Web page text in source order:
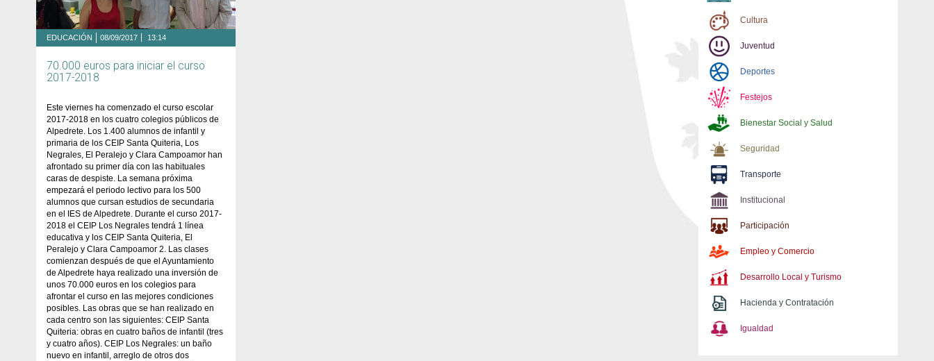
EDUCACIÓN 08/09/2017 13:14
70.000 euros para iniciar el curso
2017-2018
Este viernes ha comenzado el curso escolar
2017-2018 en los cuatro colegios públicos de
Alpedrete. Los 1.400 alumnos de infantil y
primaria de los CEIP Santa Quiteria, Los
Negrales, El Peralejo y Clara Campoamor han
afrontado su primer día con las habituales
caras de despiste. La semana próxima
empezará el periodo lectivo para los 500
alumnos que cursan estudios de secundaria
en el IES de Alpedrete. Durante el curso 2017-
2018 el CEIP Los Negrales tendrá 1 línea
educativa y los CEIP Santa Quiteria, El
Peralejo y Clara Campoamor 2. Las clases
comienzan después de que el Ayuntamiento
de Alpedrete haya realizado una inversión de
unos 70.000 euros en los colegios para
afrontar el curso en las mejores condiciones
posibles. Las obras que se han realizado en
cada centro son las siguientes: CEIP Santa
Quiteria: obras en cuatro baños de infantil (tres
y cuatro años). CEIP Los Negrales: un baño
nuevo en infantil, arreglo de otros dos
Cultura
Juventud
Deportes
Festejos
Bienestar Social y Salud
Seguridad
Transporte
Institucional
Participación
Empleo y Comercio
Desarrollo Local y Turismo
Hacienda y Contratación
Igualdad